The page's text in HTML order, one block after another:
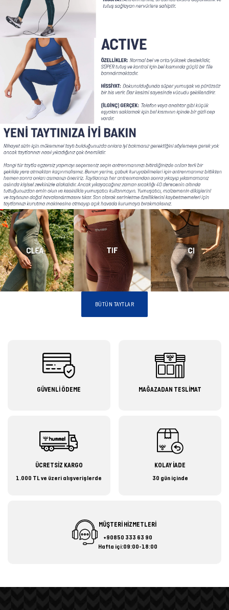
BÜTÜN TAYTLAR
GÜVENLİ ÖDEME MAĞAZADAN TESLİMAT
ÜCRETSİZ KARGO
1.000 TL ve üzeri alışverişlerde
KOLAY İADE
30 gün içinde
MÜŞTERİ HİZMETLERİ
+90850 333 63 90
Hafta içi:09:00-18:00